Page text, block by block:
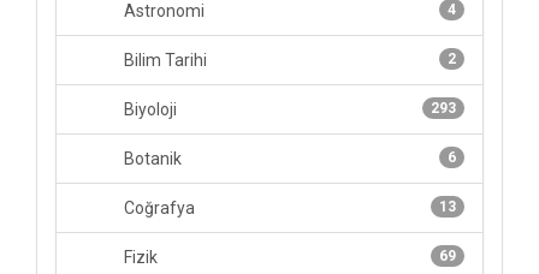
4
Astronomi
2
Bilim Tarihi
293
Biyoloji
6
Botanik
13
Coğrafya
69
Fizik